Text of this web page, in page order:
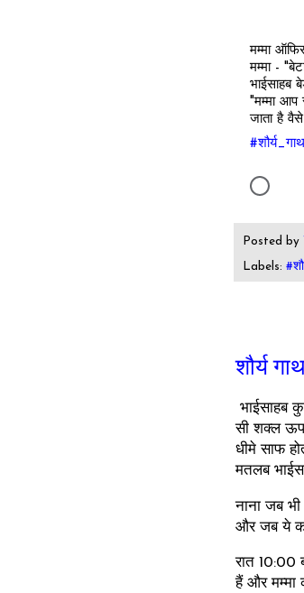
मम्मा
मम्मा -
भाईसाहब
"मम्मा
जाता है
A
l
r
e
a
Posted by
Labels:
शौर्य
भाईसाहब
सी शक्ल
धीमे साफ
मतलब
नाना जब
और जब ये
रात 10:00
हैं और मम्मा